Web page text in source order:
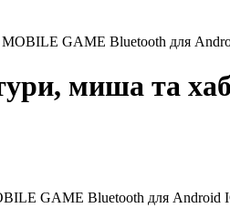
MOBILE GAME Bluetooth для
миша та